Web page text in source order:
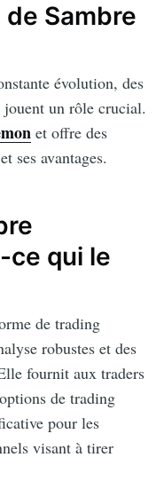
Sambre
évolution, des
jouent un rôle crucial.
et offre des
ses avantages.
ce qui le
de trading
robustes et des
fournit aux traders
de trading
pour les
visant à tirer